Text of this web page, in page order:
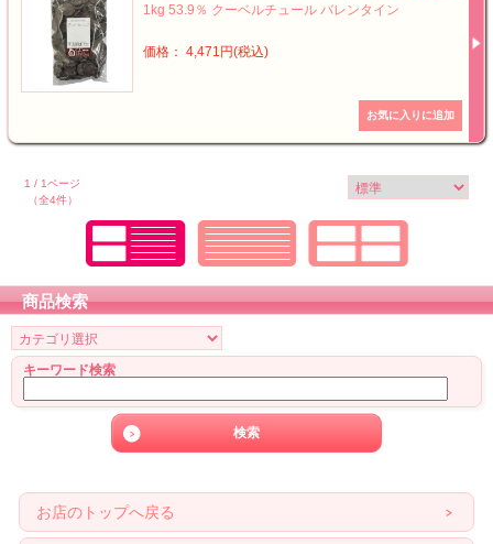
1kg 53.9％ クーベルチュール バレンタイン
価格： 4,471円(税込)
1 / 1ページ
（全4件）
商品検索
キーワード検索
お店のトップへ戻る